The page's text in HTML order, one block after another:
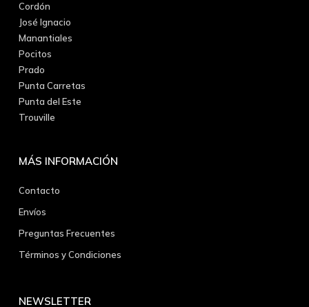
Cordón
José Ignacio
Manantiales
Pocitos
Prado
Punta Carretas
Punta del Este
Trouville
MÁS INFORMACIÓN
Contacto
Envíos
Preguntas Frecuentes
Términos y Condiciones
NEWSLETTER